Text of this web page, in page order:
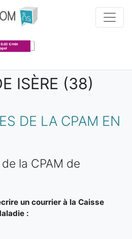
ISÈRE (38)
DE LA CPAM EN
la CPAM de
un courrier à la Caisse
: